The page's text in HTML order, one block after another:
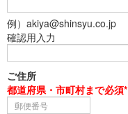
例）akiya@shinsyu.co.jp
確認用入力
ご住所
都道府県・市町村まで必須*